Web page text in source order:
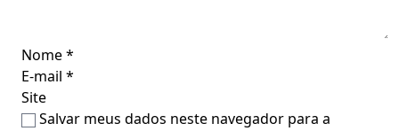
Nome*
E-mail *
Site
Salvar meus dados neste navegador para a